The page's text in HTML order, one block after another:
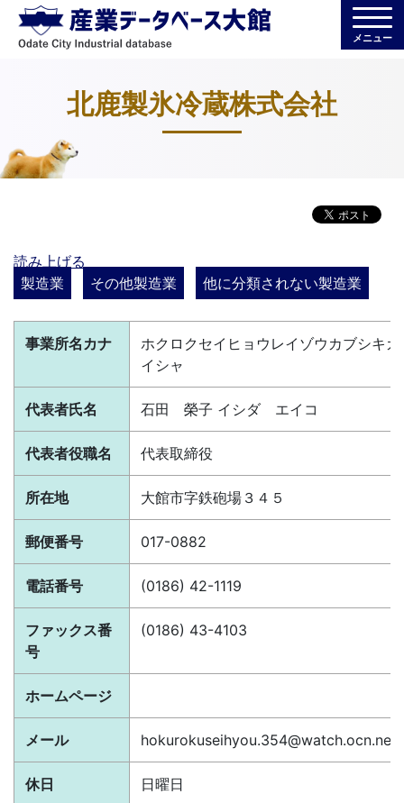
メニュー
北鹿製氷冷蔵株式会社
読み上げる
製造業
その他製造業 他に分類されない製造業
事業所名カナ
ホクロクセイヒョウレイゾウカブシキガ
イシャ
代表者氏名 石田 榮子 イシダ エイコ
代表者役職名 代表取締役
所在地 大館市字鉄砲場３４５
郵便番号 017-0882
電話番号 (0186) 42-1119
ファックス番
号
(0186) 43-4103
ホームページ
メール
休日 日曜日